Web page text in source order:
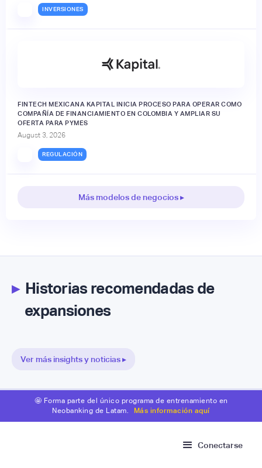
INVERSIONES
FINTECH MEXICANA KAPITAL INICIA PROCESO PARA OPERAR COMO
COMPAÑÍA DE FINANCIAMIENTO EN COLOMBIA Y AMPLIAR SU
OFERTA PARA PYMES
August 3, 2026
REGULACIÓN
Más modelos de negocios ▸
▸Historias recomendadas de
expansiones
Ver más insights y noticias ▸
🤩 Forma parte del único programa de entrenamiento en
Neobanking de Latam.
Más información aquí
Conectarse